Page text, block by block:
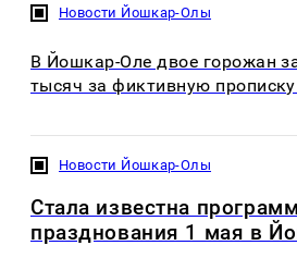
Новости Йошкар-Олы
В Йошкар-Оле двое горожан
тысяч за фиктивную
Новости Йошкар-Олы
Стала известна
празднования 1 мая в